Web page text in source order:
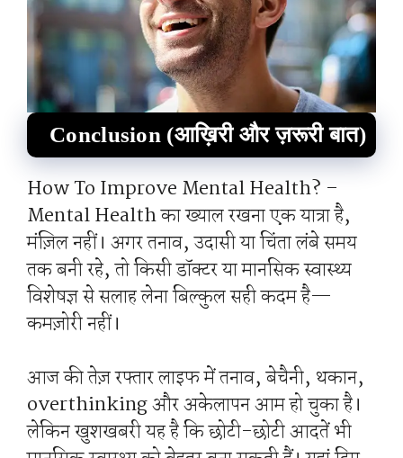
Conclusion (आख़िरी और ज़रूरी बात)
How To Improve Mental Health? –
Mental Health का ख्याल रखना एक यात्रा है,
मंज़िल नहीं। अगर तनाव, उदासी या चिंता लंबे समय
तक बनी रहे, तो किसी डॉक्टर या मानसिक स्वास्थ्य
विशेषज्ञ से सलाह लेना बिल्कुल सही कदम है—
कमज़ोरी नहीं।
आज की तेज़ रफ्तार लाइफ में तनाव, बेचैनी, थकान,
overthinking और अकेलापन आम हो चुका है।
लेकिन खुशखबरी यह है कि छोटी-छोटी आदतें भी